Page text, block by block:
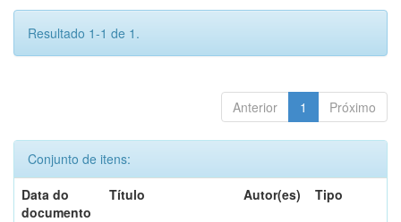
Resultado 1-1 de 1.
Anterior 1 Próximo
Conjunto de itens:
Data do
documento
Título Autor(es) Tipo